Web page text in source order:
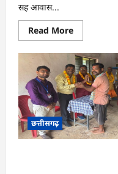
सह आवास...
Read MoreRead
more
CG
:
ग्राम
पंचायतों
में
रोजगार
सह
आवास
दिवस
आयोजित
…
छत्तीसगढ़